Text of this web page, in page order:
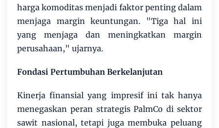
harga komoditas menjadi faktor penting dalam
menjaga margin keuntungan. "Tiga hal ini
yang menjaga dan meningkatkan margin
perusahaan," ujarnya.
Fondasi Pertumbuhan Berkelanjutan
Kinerja finansial yang impresif ini tak hanya
menegaskan peran strategis PalmCo di sektor
sawit nasional, tetapi juga membuka peluang